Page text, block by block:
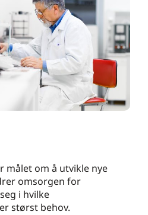
målet om å utvikle nye
omsorgen for
i hvilke
størst behov.